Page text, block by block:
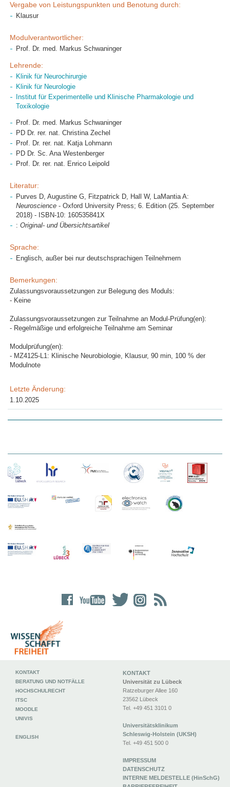
Vergabe von Leistungspunkten und Benotung durch:
Klausur
Modulverantwortlicher:
Prof. Dr. med. Markus Schwaninger
Lehrende:
Klinik für Neurochirurgie
Klinik für Neurologie
Institut für Experimentelle und Klinische Pharmakologie und
Toxikologie
Prof. Dr. med. Markus Schwaninger
PD Dr. rer. nat. Christina Zechel
Prof. Dr. rer. nat. Katja Lohmann
PD Dr. Sc. Ana Westenberger
Prof. Dr. rer. nat. Enrico Leipold
Literatur:
Purves D, Augustine G, Fitzpatrick D, Hall W, LaMantia A:
Neuroscience - Oxford University Press; 6. Edition (25. September
2018) - ISBN-10: 160535841X
: Original- und Übersichtsartikel
Sprache:
Englisch, außer bei nur deutschsprachigen Teilnehmern
Bemerkungen:
Zulassungsvoraussetzungen zur Belegung des Moduls:
- Keine
Zulassungsvoraussetzungen zur Teilnahme an Modul-Prüfung(en):
- Regelmäßige und erfolgreiche Teilnahme am Seminar
Modulprüfung(en):
- MZ4125-L1: Klinische Neurobiologie, Klausur, 90 min, 100 % der
Modulnote
Letzte Änderung:
1.10.2025
KONTAKT
Universität zu Lübeck
Ratzeburger Allee 160
23562 Lübeck
Tel. +49 451 3101 0
Universitätsklinikum
Schleswig-Holstein (UKSH)
Tel. +49 451 500 0
IMPRESSUM
DATENSCHUTZ
INTERNE MELDESTELLE (HinSchG)
KONTAKT
BERATUNG UND NOTFÄLLE
HOCHSCHULRECHT
ITSC
MOODLE
UNIVIS
ENGLISH